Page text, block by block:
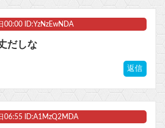
00:00 ID:YzNzEwNDA
だしな
返信
06:55 ID:A1MzQ2MDA